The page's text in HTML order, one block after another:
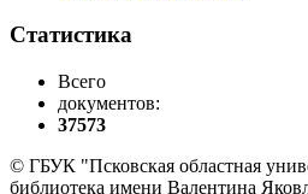
Статистика
Всего
документов:
37573
© ГБУК "Псковская областная
библиотека имени Валентина